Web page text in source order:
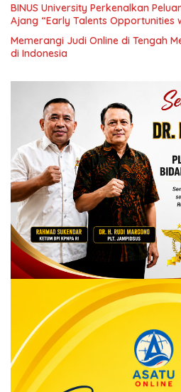
BINUS University Perkenalkan
Ajang “Early Talents Opportunities
Memerangi Judi Online di Tengah
di Indonesia